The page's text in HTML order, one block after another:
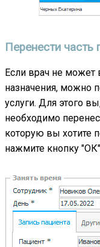
Перенести часть
Если врач не
назначения, можно
услуги. Для этого
необходимо
которую вы хотите
нажмите кнопку